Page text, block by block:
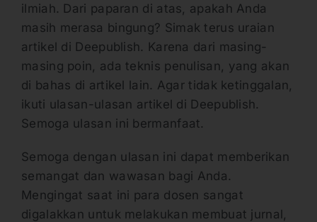
ilmiah. Dari paparan di atas, apakah Anda
masih merasa bingung? Simak terus uraian
artikel di Deepublish. Karena dari masing-
masing poin, ada teknis penulisan, yang akan
di bahas di artikel lain. Agar tidak ketinggalan,
ikuti ulasan-ulasan artikel di Deepublish.
Semoga ulasan ini bermanfaat.
Semoga dengan ulasan ini dapat memberikan
semangat dan wawasan bagi Anda.
Mengingat saat ini para dosen sangat
digalakkan untuk melakukan membuat jurnal,